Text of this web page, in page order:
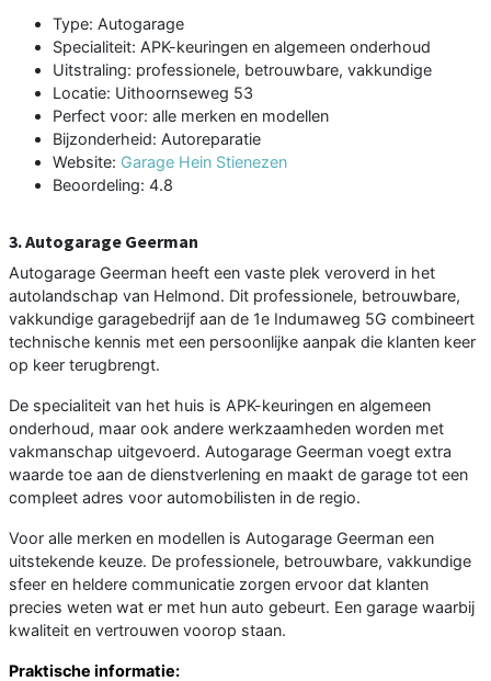
Type: Autogarage
Specialiteit: APK-keuringen en algemeen onderhoud
Uitstraling: professionele, betrouwbare, vakkundige
Locatie: Uithoornseweg 53
Perfect voor: alle merken en modellen
Bijzonderheid: Autoreparatie
Website: Garage Hein Stienezen
Beoordeling: 4.8
3. Autogarage Geerman
Autogarage Geerman heeft een vaste plek veroverd in het
autolandschap van Helmond. Dit professionele, betrouwbare,
vakkundige garagebedrijf aan de 1e Indumaweg 5G combineert
technische kennis met een persoonlijke aanpak die klanten keer
op keer terugbrengt.
De specialiteit van het huis is APK-keuringen en algemeen
onderhoud, maar ook andere werkzaamheden worden met
vakmanschap uitgevoerd. Autogarage Geerman voegt extra
waarde toe aan de dienstverlening en maakt de garage tot een
compleet adres voor automobilisten in de regio.
Voor alle merken en modellen is Autogarage Geerman een
uitstekende keuze. De professionele, betrouwbare, vakkundige
sfeer en heldere communicatie zorgen ervoor dat klanten
precies weten wat er met hun auto gebeurt. Een garage waarbij
kwaliteit en vertrouwen voorop staan.
Praktische informatie: